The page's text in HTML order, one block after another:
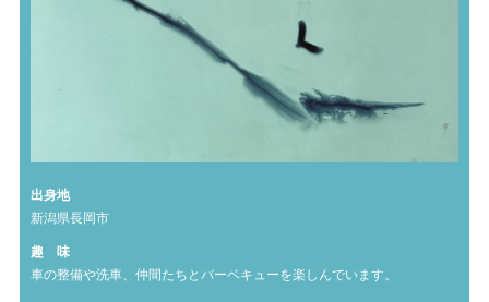
出身地
新潟県長岡市
趣 味
車の整備や洗車、仲間たちとバーベキューを楽しんでいます。